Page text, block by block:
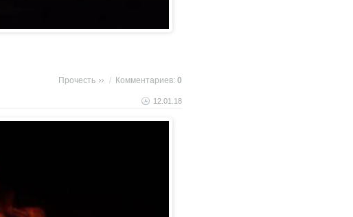
Прочесть / Комментариев: 0
12.01.18